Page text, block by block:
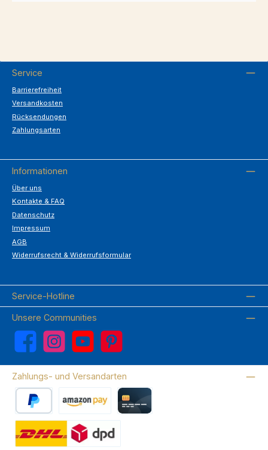
Service
Barrierefreiheit
Versandkosten
Rücksendungen
Zahlungsarten
Informationen
Über uns
Kontakte & FAQ
Datenschutz
Impressum
AGB
Widerrufsrecht & Widerrufsformular
Service-Hotline
Unsere Communities
Facebook Instagram YouTube Pinterest
Zahlungs- und Versandarten